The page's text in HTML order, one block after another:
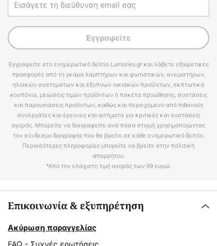
Εγγραφείτε
Εγγραφείτε στο ενημερωτικό δελτίο Lumories.gr και λάβετε εξαιρετικές
προσφορές από τη γκάμα λαμπτήρων και φωτιστικών, ανεμιστήρων,
ηλιακών συστημάτων και έξυπνων οικιακών προϊόντων, εκπτωτικά
κουπόνια, μειώσεις τιμών προϊόντων ή πακέτα προώθησης, συστάσεις
και παρουσιάσεις προϊόντων, καθώς και περιεχόμενο από πιθανούς
συνεργάτες και έρευνες και αιτήματα για κριτικές και συστάσεις
αγοράς. Μπορείτε να διαγραφείτε ανά πάσα στιγμή χρησιμοποιώντας
τον σύνδεσμο διαγραφής που θα βρείτε σε κάθε ενημερωτικό δελτίο.
Περισσότερες πληροφορίες μπορείτε να βρείτε στην πολιτική
απορρήτου.
*Από την ελάχιστη τιμή αγοράς των 99 ευρώ.
Επικοινωνία & εξυπηρέτηση
Ακύρωση παραγγελίας